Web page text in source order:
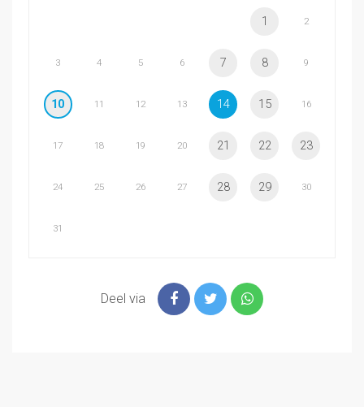
1 2
3 4 5 6 7 8 9
10 11 12 13 14 15 16
17 18 19 20 21 22 23
24 25 26 27 28 29 30
31
Deel via